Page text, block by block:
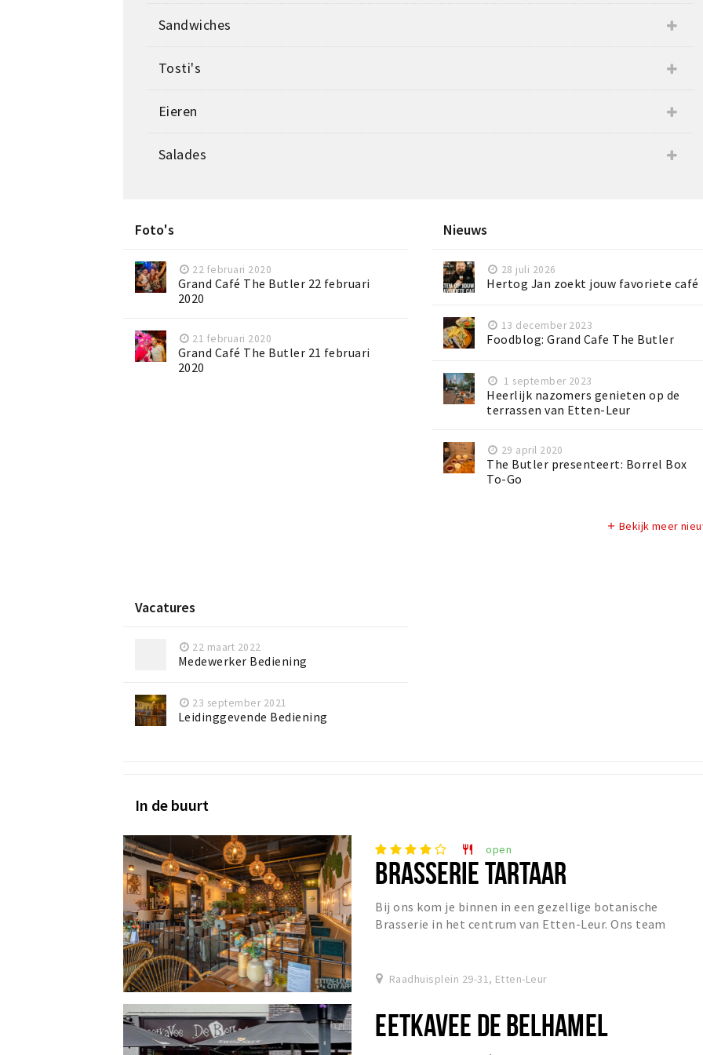
Sandwiches
Tosti's
Eieren
Salades
Foto's
22 februari 2020
Grand Café The Butler 22 februari
2020
21 februari 2020
Grand Café The Butler 21 februari
2020
Nieuws
28 juli 2026
Hertog Jan zoekt jouw favoriete café
13 december 2023
Foodblog: Grand Cafe The Butler
1 september 2023
Heerlijk nazomers genieten op de
terrassen van Etten-Leur
29 april 2020
The Butler presenteert: Borrel Box
To-Go
add Bekijk meer
Vacatures
22 maart 2022
Medewerker Bediening
23 september 2021
Leidinggevende Bediening
In de buurt
restaurant open
BRASSERIE TARTAAR
Bij ons kom je binnen in een gezellige botanische
Brasserie in het centrum van Etten-Leur. Ons team
Raadhuisplein 29-31, Etten-Leur
EETKAVEE DE BELHAMEL